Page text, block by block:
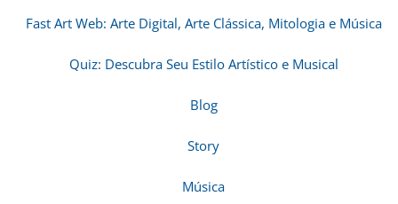
Fast Art Web: Arte Digital, Arte Clássica, Mitologia e Música
Quiz: Descubra Seu Estilo Artístico e Musical
Blog
Story
Música